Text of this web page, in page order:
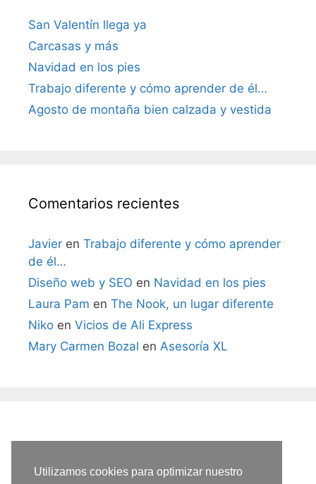
Utilizamos cookies para optimizar nuestro
San Valentín llega ya
Carcasas y más
Navidad en los pies
Trabajo diferente y cómo aprender de él…
Agosto de montaña bien calzada y vestida
Comentarios recientes
Javier en Trabajo diferente y cómo aprender
de él…
Diseño web y SEO en Navidad en los pies
Laura Pam en The Nook, un lugar diferente
Niko en Vicios de Ali Express
Mary Carmen Bozal en Asesoría XL